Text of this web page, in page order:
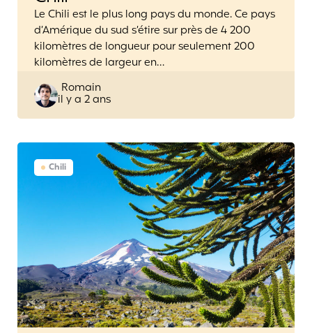
Le Chili est le plus long pays du monde. Ce pays
d’Amérique du sud s’étire sur près de 4 200
kilomètres de longueur pour seulement 200
kilomètres de largeur en…
Posted
by
Romain
il y a 2 ans
Chili